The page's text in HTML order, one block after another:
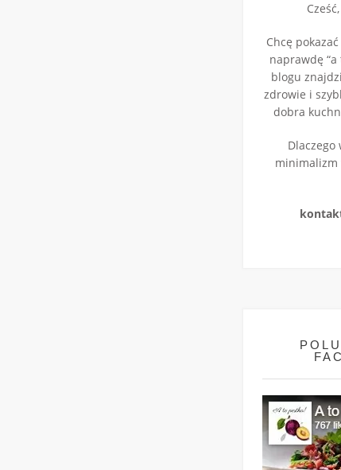
Chcę
naprawdę “a
blogu
zdrowie i
dobra
minimalizm